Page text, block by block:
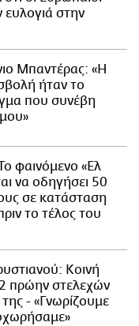
ευλογιά στην
Μπαντέρας: «Η
ήταν το
που συνέβη
φαινόμενο «Ελ
να οδηγήσει 50
σε κατάσταση
το τέλος του
Κοινή
πρώην στελεχών
- «Γνωρίζουμε